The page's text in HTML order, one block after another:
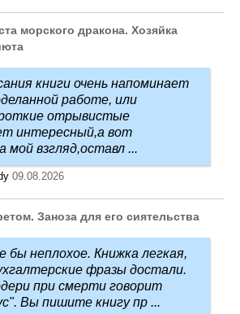
морского дракона. Хозяйка
книги очень напоминает
работе, или
отрывистые
интересный,а вот
мой взгляд,оставл ...
09.08.2026
Заноза для его сиятельства
бы неплохое. Книжка легкая,
фразы достали.
при смерти говорит
Вы пишите книгу пр ...